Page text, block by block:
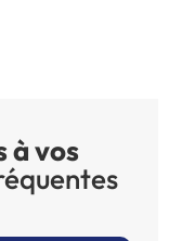
à vos